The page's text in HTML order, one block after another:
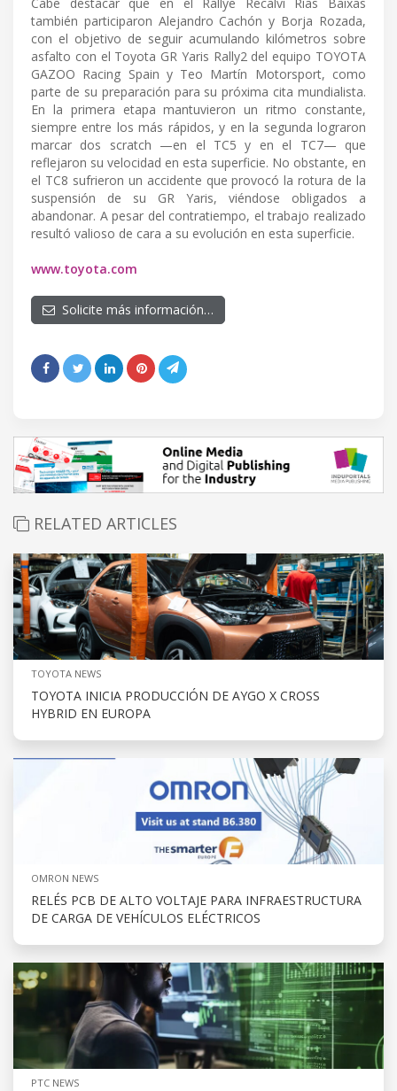
también participaron Alejandro Cachón y Borja Rozada,
con el objetivo de seguir acumulando kilómetros sobre
asfalto con el Toyota GR Yaris Rally2 del equipo TOYOTA
GAZOO Racing Spain y Teo Martín Motorsport, como
parte de su preparación para su próxima cita mundialista.
En la primera etapa mantuvieron un ritmo constante,
siempre entre los más rápidos, y en la segunda lograron
marcar dos scratch —en el TC5 y en el TC7— que
reflejaron su velocidad en esta superficie. No obstante, en
el TC8 sufrieron un accidente que provocó la rotura de la
suspensión de su GR Yaris, viéndose obligados a
abandonar. A pesar del contratiempo, el trabajo realizado
resultó valioso de cara a su evolución en esta superficie.
www.toyota.com
Solicite más información…
RELATED ARTICLES
TOYOTA NEWS
TOYOTA INICIA PRODUCCIÓN DE AYGO X CROSS
HYBRID EN EUROPA
OMRON NEWS
RELÉS PCB DE ALTO VOLTAJE PARA INFRAESTRUCTURA
DE CARGA DE VEHÍCULOS ELÉCTRICOS
PTC NEWS